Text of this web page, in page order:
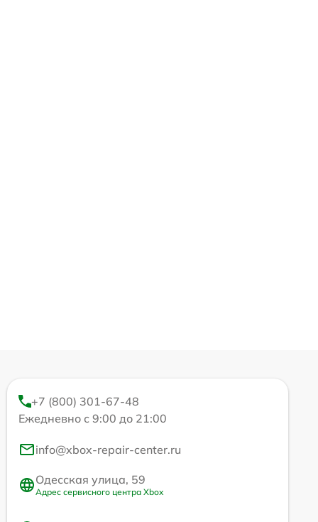
+7 (800) 301-67-48
Ежедневно с 9:00 до 21:00
info@xbox-repair-center.ru
Одесская улица, 59
Адрес сервисного центра Xbox